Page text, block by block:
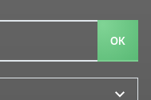
ОК